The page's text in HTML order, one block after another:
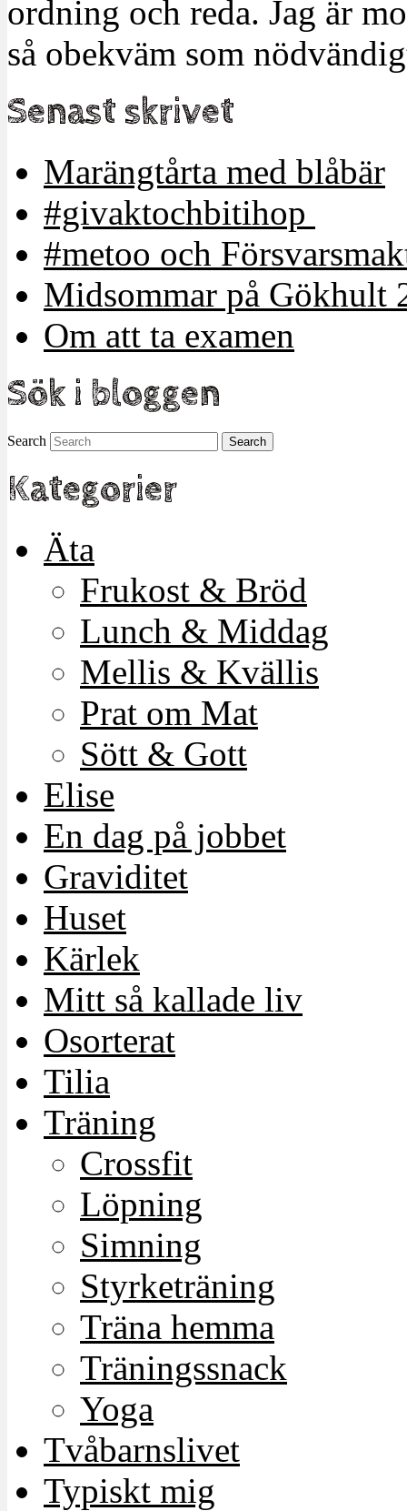
ordning och reda. Jag är
så obekväm som
Senast skrivet
Marängtårta med blåbär
#givaktochbitihop
#metoo och
Midsommar på Gökhult
Om att ta examen
Sök i bloggen
Search
Kategorier
Äta
Frukost & Bröd
Lunch & Middag
Mellis & Kvällis
Prat om Mat
Sött & Gott
Elise
En dag på jobbet
Graviditet
Huset
Kärlek
Mitt så kallade liv
Osorterat
Tilia
Träning
Crossfit
Löpning
Simning
Styrketräning
Träna hemma
Träningssnack
Yoga
Tvåbarnslivet
Typiskt mig